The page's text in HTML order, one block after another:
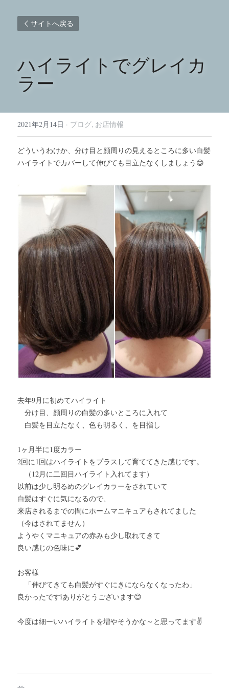
サイトへ戻る
ハイライトでグレイカ
ラー
2021年2月14日 · ブログ, お店情報
どういうわけか、分け目と顔周りの見えるところに多い白髪
ハイライトでカバーして伸びても目立たなくしましょう😄
去年9月に初めてハイライト
分け目、顔周りの白髪の多いところに入れて
白髪を目立たなく、色も明るく、を目指し
1ヶ月半に1度カラー
2回に1回はハイライトをプラスして育ててきた感じです。
（12月に二回目ハイライト入れてます）
以前は少し明るめのグレイカラーをされていて
白髪はすぐに気になるので、
来店されるまでの間にホームマニキュアもされてました
（今はされてません）
ようやくマニキュアの赤みも少し取れてきて
良い感じの色味に💕
お客様
「伸びてきても白髪がすぐにきにならなくなったわ」
良かったです❕ありがとうございます😊
今度は細ーいハイライトを増やそうかな～と思ってます✌